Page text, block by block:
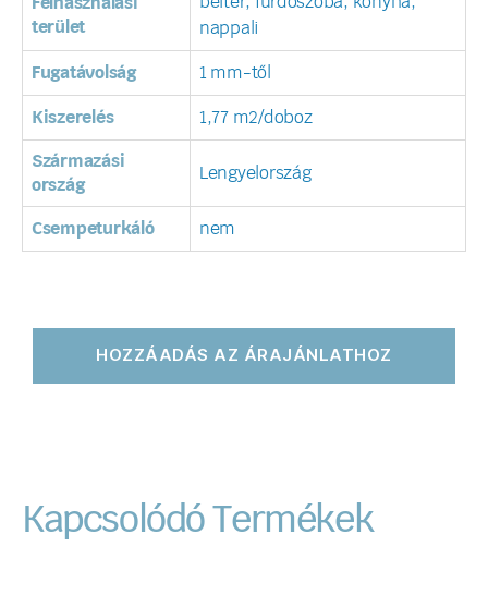
terület
nappali
Fugatávolság 1 mm-től
Kiszerelés 1,77 m2/doboz
Származási
ország
Lengyelország
Csempeturkáló nem
HOZZÁADÁS AZ ÁRAJÁNLATHOZ
Kapcsolódó Termékek